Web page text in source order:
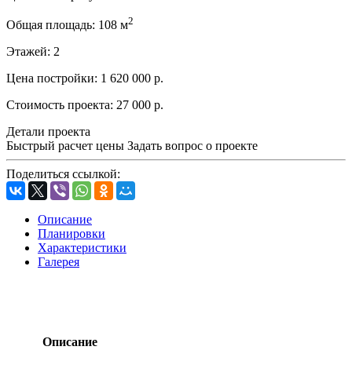
Общая площадь: 108 м2
Этажей: 2
Цена постройки: 1 620 000 р.
Стоимость проекта: 27 000 р.
Детали проекта
Быстрый расчет цены Задать вопрос о проекте
Поделиться ссылкой:
Описание
Планировки
Характеристики
Галерея
Описание